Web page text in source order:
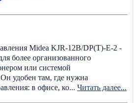
Midea KJR-12B/DP(T)-E-2 -
более организованного
или системой
удобен там, где нужна
в офисе, ко... Читать далее...